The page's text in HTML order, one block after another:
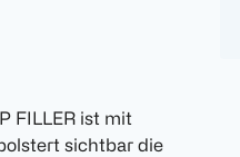
FILLER ist mit
sichtbar die